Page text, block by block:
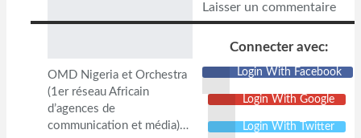
OMD Nigeria et Orchestra
(1er réseau Africain
d’agences de
communication et média)…
Laisser un commentaire
Connecter avec:
Login With Facebook
Login With Google
Login With Twitter